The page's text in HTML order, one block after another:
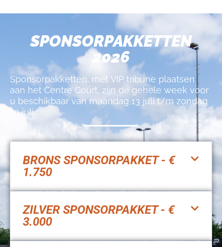
SPONSORPAKKETTEN
2026
Sponsorpakketten, met VIP tribune plaatsen
aan het Centre Court, zijn de gehele week voor
u beschikbaar van maandag 13 juli t/m zondag
19 juli.
BRONS SPONSORPAKKET - €
1.750
ZILVER SPONSORPAKKET - €
3.000